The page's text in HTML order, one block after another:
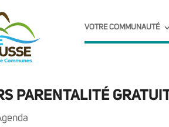
VOTRE COMMUNAUTÉ
PARENTALITÉ